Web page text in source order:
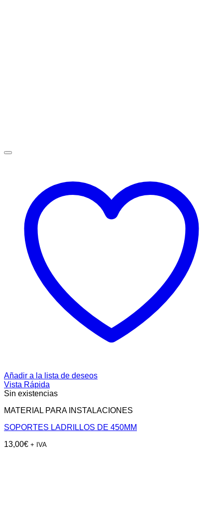
Añadir a la lista de deseos
Vista Rápida
Sin existencias
MATERIAL PARA INSTALACIONES
SOPORTES LADRILLOS DE 450MM
13,00€ + IVA